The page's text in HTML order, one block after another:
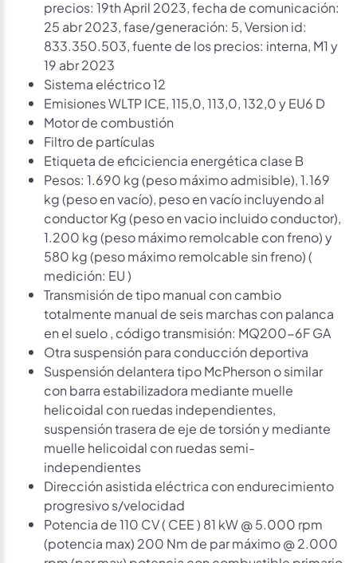
precios: 19th April 2023, fecha de comunicación:
25 abr 2023, fase/generación: 5, Version id:
833.350.503, fuente de los precios: interna, M1 y
19 abr 2023
Sistema eléctrico 12
Emisiones WLTP ICE, 115,0, 113,0, 132,0 y EU6 D
Motor de combustión
Filtro de partículas
Etiqueta de eficiciencia energética clase B
Pesos: 1.690 kg (peso máximo admisible), 1.169
kg (peso en vacío), peso en vacío incluyendo al
conductor Kg (peso en vacio incluido conductor),
1.200 kg (peso máximo remolcable con freno) y
580 kg (peso máximo remolcable sin freno) (
medición: EU )
Transmisión de tipo manual con cambio
totalmente manual de seis marchas con palanca
en el suelo , código transmisión: MQ200-6F GA
Otra suspensión para conducción deportiva
Suspensión delantera tipo McPherson o similar
con barra estabilizadora mediante muelle
helicoidal con ruedas independientes,
suspensión trasera de eje de torsión y mediante
muelle helicoidal con ruedas semi-
independientes
Dirección asistida eléctrica con endurecimiento
progresivo s/velocidad
Potencia de 110 CV ( CEE ) 81 kW @ 5.000 rpm
(potencia max) 200 Nm de par máximo @ 2.000